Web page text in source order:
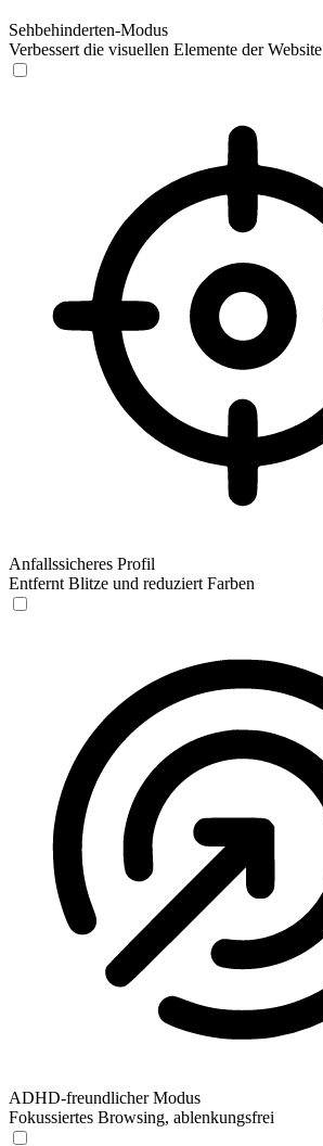
Sehbehinderten-Modus
Verbessert die visuellen Elemente der Website
Anfallssicheres Profil
Entfernt Blitze und reduziert Farben
ADHD-freundlicher Modus
Fokussiertes Browsing, ablenkungsfrei